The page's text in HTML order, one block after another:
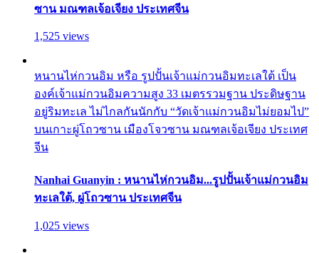
ซาน มณฑลเจ้อเจียง ประเทศจีน
1,525 views
หนานไห่กวนอิม หรือ รูปปั้นเจ้าแม่กวนอิมทะเลใต้ เป็น
องค์เจ้าแม่กวนอิมความสูง 33 เมตรรวมฐาน ประดิษฐาน
อยู่ริมทะเล ไม่ไกลกันนักกับ “วัดเจ้าแม่กวนอิมไม่ยอมไป”
บนเกาะผู่โถวซาน เมืองโจวซาน มณฑลเจ้อเจียง ประเทศ
จีน
Nanhai Guanyin : หนานไห่กวนอิม...รูปปั้นเจ้าแม่กวนอิม
ทะเลใต้, ผู่โถวซาน ประเทศจีน
1,025 views